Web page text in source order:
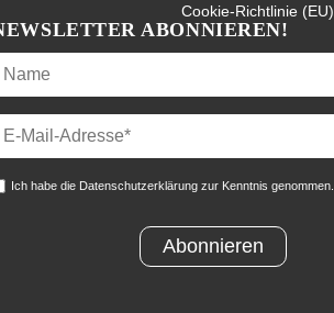
Cookie-Richtlinie (EU)
ABONNIEREN!
Ich habe die Datenschutzerklärung zur Kenntnis genommen.